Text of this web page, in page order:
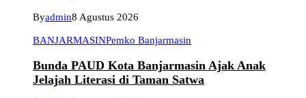
Byadmin8 Agustus 2026
BANJARMASINPemko Banjarmasin
Bunda PAUD Kota Banjarmasin Ajak Anak
Jelajah Literasi di Taman Satwa